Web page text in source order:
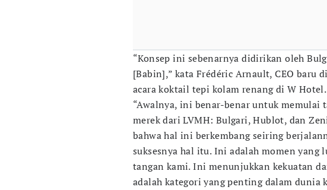
“Konsep ini sebenarnya didirikan oleh
[Babin],” kata Frédéric Arnault, CEO baru
acara koktail tepi kolam renang di W Hotel.
“Awalnya, ini benar-benar untuk
merek dari LVMH: Bulgari, Hublot, dan
bahwa hal ini berkembang seiring
suksesnya hal itu. Ini adalah momen yang
tangan kami. Ini menunjukkan kekuatan
adalah kategori yang penting dalam dunia